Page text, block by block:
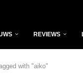
REVIEWS
with "aiko"